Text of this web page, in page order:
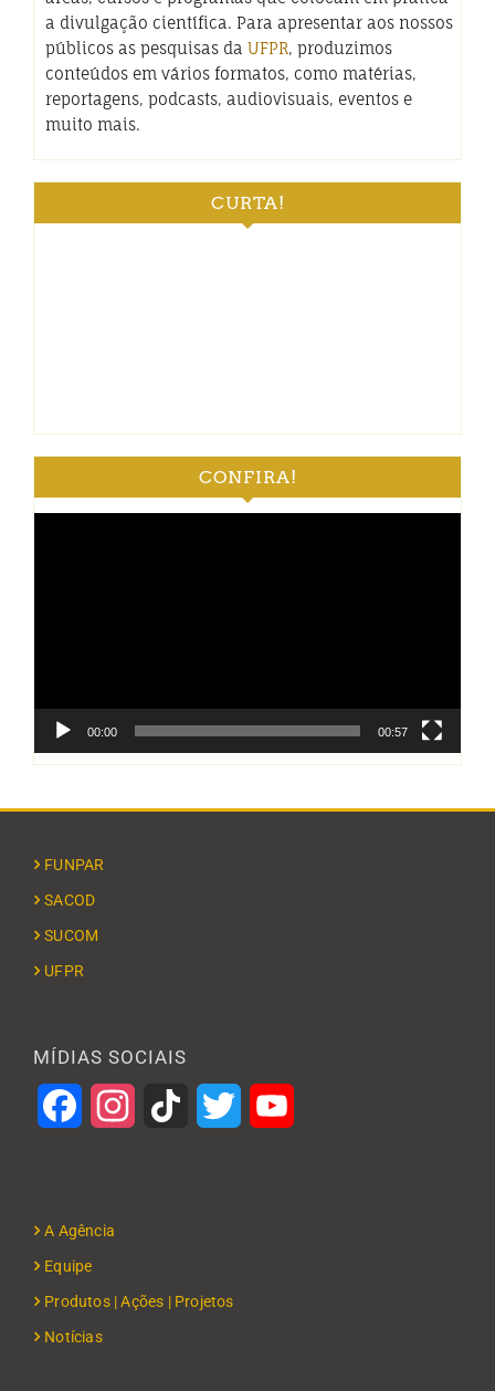
a divulgação científica. Para apresentar aos nossos
públicos as pesquisas da UFPR, produzimos
conteúdos em vários formatos, como matérias,
reportagens, podcasts, audiovisuais, eventos e
muito mais.
CURTA!
CONFIRA!
00:00 00:57
FUNPAR
SACOD
SUCOM
UFPR
MÍDIAS SOCIAIS
FacebookInstagramTikTok Twitter
A Agência
Equipe
Produtos | Ações | Projetos
Notícias